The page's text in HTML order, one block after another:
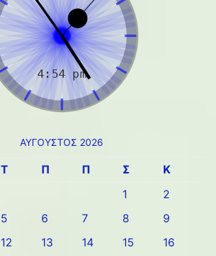
ΑΎΓΟΥΣΤΟΣ 2026
Τ Π Π Σ
Κ
1
2
5 6 7 8
9
12 13 14 15
16